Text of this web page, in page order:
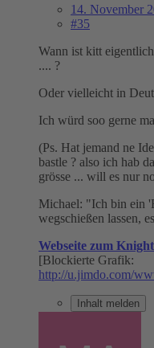
14. November
#35
Wann ist kitt
.... ?
Oder vielleicht in
Ich würd soo gerne
(Ps. Hat jemand ne
bastle ? also ich hab
grösse ... will es nur
Michael: "Ich bin ein
wegschießen lassen,
Webseite zum
[Blockierte Grafik:
http://u.jimdo.com/
Inhalt melden